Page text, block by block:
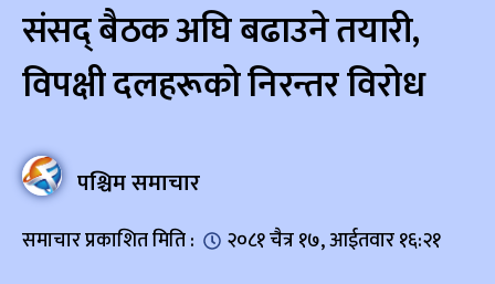
संसद् बैठक अघि बढाउने तयारी,
विपक्षी दलहरूको निरन्तर विरोध
पश्चिम समाचार
समाचार प्रकाशित मिति : २०८१ चैत्र १७, आईतवार १६:२१